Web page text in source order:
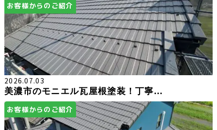
お客様からのご紹介
2026.07.03
美濃市のモニエル瓦屋根塗装！丁寧...
お客様からのご紹介